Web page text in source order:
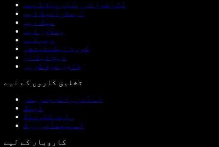
آئی فون اور آئی پیڈ ایپس
اینڈرائیڈ ایپ
میک ایپ
ونڈوز ایپ
ویب ایپ
کروم ایکسٹینشن
ایج ایڈ آن
ڈاؤن لوڈ کریں
تخلیق کاروں کے لیے
اے آئی وائس جنریٹر
ڈبنگ
وائس کلوننگ
اسپیچفائی ورک
کاروبار کے لیے